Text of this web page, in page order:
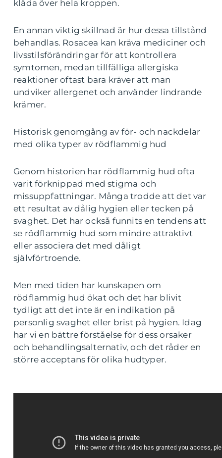
klåda över hela kroppen.
En annan viktig skillnad är hur dessa tillstånd
behandlas. Rosacea kan kräva mediciner och
livsstilsförändringar för att kontrollera
symtomen, medan tillfälliga allergiska
reaktioner oftast bara kräver att man
undviker allergenet och använder lindrande
krämer.
Historisk genomgång av för- och nackdelar
med olika typer av rödflammig hud
Genom historien har rödflammig hud ofta
varit förknippad med stigma och
missuppfattningar. Många trodde att det var
ett resultat av dålig hygien eller tecken på
svaghet. Det har också funnits en tendens att
se rödflammig hud som mindre attraktivt
eller associera det med dåligt
självförtroende.
Men med tiden har kunskapen om
rödflammig hud ökat och det har blivit
tydligt att det inte är en indikation på
personlig svaghet eller brist på hygien. Idag
har vi en bättre förståelse för dess orsaker
och behandlingsalternativ, och det råder en
större acceptans för olika hudtyper.